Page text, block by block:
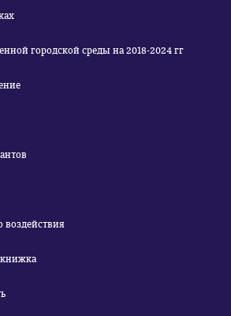
современной городской среды на 2018-2024 гг
воздействия
книжка